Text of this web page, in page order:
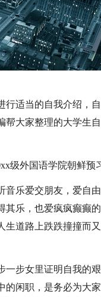
行适当的自我介绍，
大家整理的大学生
级外国语学院朝鲜预
乐爱交朋友，爱自
其乐，也爱疯疯癫癫
道路上跌跌撞撞而又
步女里证明自我的
闲职，是务必为大